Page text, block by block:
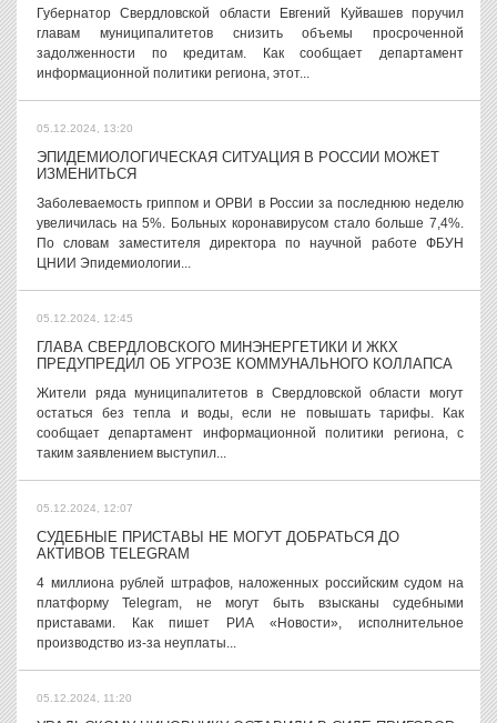
Губернатор Свердловской области Евгений Куйвашев поручил
главам муниципалитетов снизить объемы просроченной
задолженности по кредитам. Как сообщает департамент
информационной политики региона, этот...
05.12.2024, 13:20
ЭПИДЕМИОЛОГИЧЕСКАЯ СИТУАЦИЯ В РОССИИ МОЖЕТ
ИЗМЕНИТЬСЯ
Заболеваемость гриппом и ОРВИ в России за последнюю неделю
увеличилась на 5%. Больных коронавирусом стало больше 7,4%.
По словам заместителя директора по научной работе ФБУН
ЦНИИ Эпидемиологии...
05.12.2024, 12:45
ГЛАВА СВЕРДЛОВСКОГО МИНЭНЕРГЕТИКИ И ЖКХ
ПРЕДУПРЕДИЛ ОБ УГРОЗЕ КОММУНАЛЬНОГО КОЛЛАПСА
Жители ряда муниципалитетов в Свердловской области могут
остаться без тепла и воды, если не повышать тарифы. Как
сообщает департамент информационной политики региона, с
таким заявлением выступил...
05.12.2024, 12:07
СУДЕБНЫЕ ПРИСТАВЫ НЕ МОГУТ ДОБРАТЬСЯ ДО
АКТИВОВ TELEGRAM
4 миллиона рублей штрафов, наложенных российским судом на
платформу Telegram, не могут быть взысканы судебными
приставами. Как пишет РИА «Новости», исполнительное
производство из-за неуплаты...
05.12.2024, 11:20